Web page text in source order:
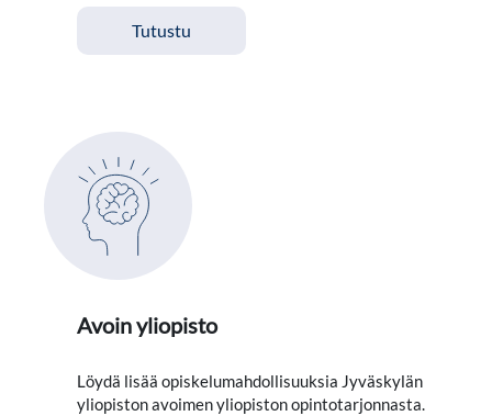
Tutustu
Avoin yliopisto
Löydä lisää opiskelumahdollisuuksia Jyväskylän
yliopiston avoimen yliopiston opintotarjonnasta.